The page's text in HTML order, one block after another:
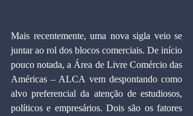
Mais recentemente, uma nova sigla veio se
juntar ao rol dos blocos comerciais. De início
pouco notada, a Área de Livre Comércio das
Américas – ALCA vem despontando como
alvo preferencial da atenção de estudiosos,
políticos e empresários. Dois são os fatores